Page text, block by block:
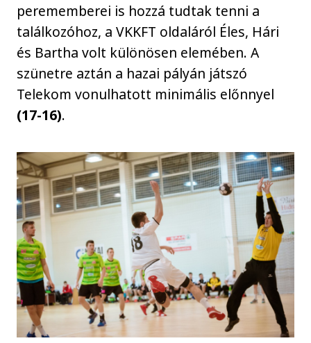
perememberei is hozzá tudtak tenni a
találkozóhoz, a VKKFT oldaláról Éles, Hári
és Bartha volt különösen elemében. A
szünetre aztán a hazai pályán játszó
Telekom vonulhatott minimális előnnyel
(17-16).